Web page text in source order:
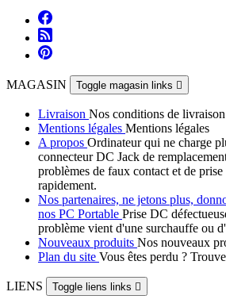
MAGASIN Toggle magasin links 
Livraison Nos conditions de livraison
Mentions légales Mentions légales
A propos Ordinateur qui ne charge
connecteur DC Jack de
problèmes de faux contact et de prise
rapidement.
Nos partenaires, ne jetons plus,
nos PC Portable Prise DC
problème vient d'une surchauffe ou
Nouveaux produits Nos nouveaux
Plan du site Vous êtes perdu ?
LIENS Toggle liens links 